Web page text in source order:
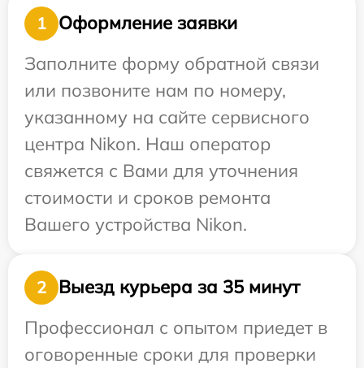
1
Оформление заявки
Заполните форму обратной связи
или позвоните нам по номеру,
указанному на сайте сервисного
центра Nikon. Наш оператор
свяжется с Вами для уточнения
стоимости и сроков ремонта
Вашего устройства Nikon.
2
Выезд курьера за 35 минут
Профессионал с опытом приедет в
оговоренные сроки для проверки